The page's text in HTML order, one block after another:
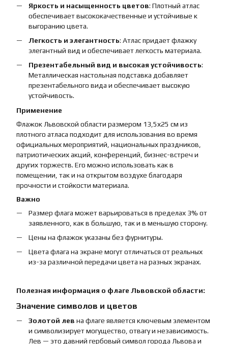
Яркость и насыщенность цветов: Плотный атлас
обеспечивает высококачественные и устойчивые к
выгоранию цвета.
Легкость и элегантность: Атлас придает флажку
элегантный вид и обеспечивает легкость материала.
Презентабельный вид и высокая устойчивость:
Металлическая настольная подставка добавляет
презентабельного вида и обеспечивает высокую
устойчивость.
Применение
Флажок Львовской области размером 13,5х25 см из
плотного атласа подходит для использования во время
официальных мероприятий, национальных праздников,
патриотических акций, конференций, бизнес-встреч и
других торжеств. Его можно использовать как в
помещении, так и на открытом воздухе благодаря
прочности и стойкости материала.
Важно
Размер флага может варьироваться в пределах 3% от
заявленного, как в большую, так и в меньшую сторону.
Цены на флажок указаны без фурнитуры.
Цвета флага на экране могут отличаться от реальных
из-за различной передачи цвета на разных экранах.
Полезная информация о флаге Львовской области:
Значение символов и цветов
Золотой лев на флаге является ключевым элементом
и символизирует могущество, отвагу и независимость.
Лев — это давний гербовый символ города Львова и